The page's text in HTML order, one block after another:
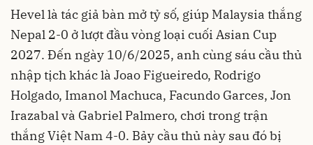
Hevel là tác giả bàn mở tỷ số, giúp Malaysia thắng
Nepal 2-0 ở lượt đầu vòng loại cuối Asian Cup
2027. Đến ngày 10/6/2025, anh cùng sáu cầu thủ
nhập tịch khác là Joao Figueiredo, Rodrigo
Holgado, Imanol Machuca, Facundo Garces, Jon
Irazabal và Gabriel Palmero, chơi trong trận
thắng Việt Nam 4-0. Bảy cầu thủ này sau đó bị